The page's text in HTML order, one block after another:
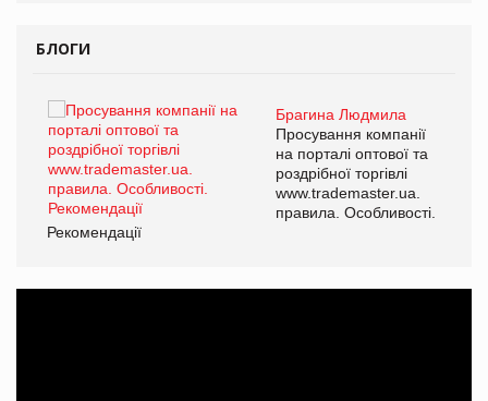
БЛОГИ
Брагина Людмила
Просування компанії
на порталі оптової та
роздрібної торгівлі
www.trademaster.ua.
правила. Особливості.
Рекомендації